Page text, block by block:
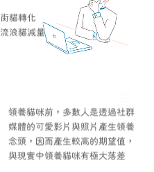
貓轉化
浪貓減量
領養貓咪前，多數人是透過社群
媒體的可愛影片與照片產生領養
念頭，因而產生較高的期望值，
與現實中領養貓咪有極大落差